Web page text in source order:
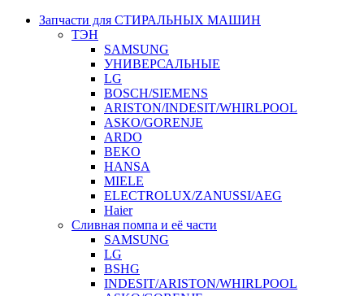
Запчасти для СТИРАЛЬНЫХ МАШИН
ТЭН
SAMSUNG
УНИВЕРСАЛЬНЫЕ
LG
BOSCH/SIEMENS
ARISTON/INDESIT/WHIRLPOOL
ASKO/GORENJE
ARDO
BEKO
HANSA
MIELE
ELECTROLUX/ZANUSSI/AEG
Haier
Сливная помпа и её части
SAMSUNG
LG
BSHG
INDESIT/ARISTON/WHIRLPOOL